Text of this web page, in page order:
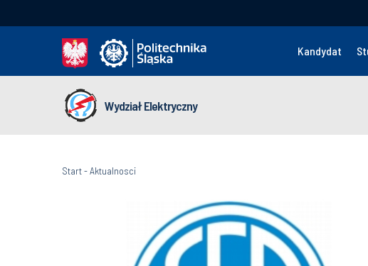
Kandydat
Wydział Elektryczny
Start-Aktualnosci